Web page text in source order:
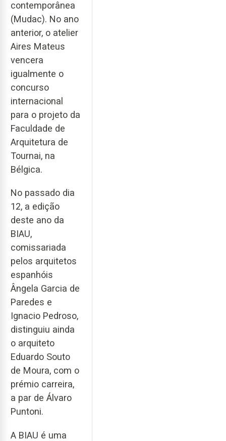
contemporânea
(Mudac). No ano
anterior, o atelier
Aires Mateus
vencera
igualmente o
concurso
internacional
para o projeto da
Faculdade de
Arquitetura de
Tournai, na
Bélgica.
No passado dia
12, a edição
deste ano da
BIAU,
comissariada
pelos arquitetos
espanhóis
Ângela Garcia de
Paredes e
Ignacio Pedroso,
distinguiu ainda
o arquiteto
Eduardo Souto
de Moura, com o
prémio carreira,
a par de Álvaro
Puntoni.
A BIAU é uma